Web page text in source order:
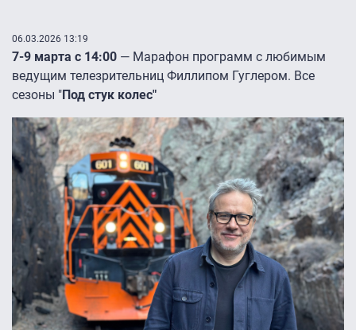
06.03.2026 13:19
7-9 марта с 14:00 — Марафон программ с любимым
ведущим телезрительниц Филлипом Гуглером. Все
сезоны "Под стук колес"